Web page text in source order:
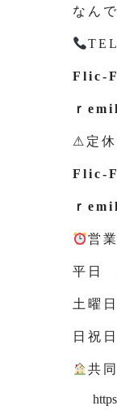
なん
Flic-
ｒ
⚠定
Flic-
ｒ
営
平日
土曜
日祝
共